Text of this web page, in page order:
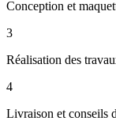
Conception et
3
Réalisation des
4
Livraison et conseils